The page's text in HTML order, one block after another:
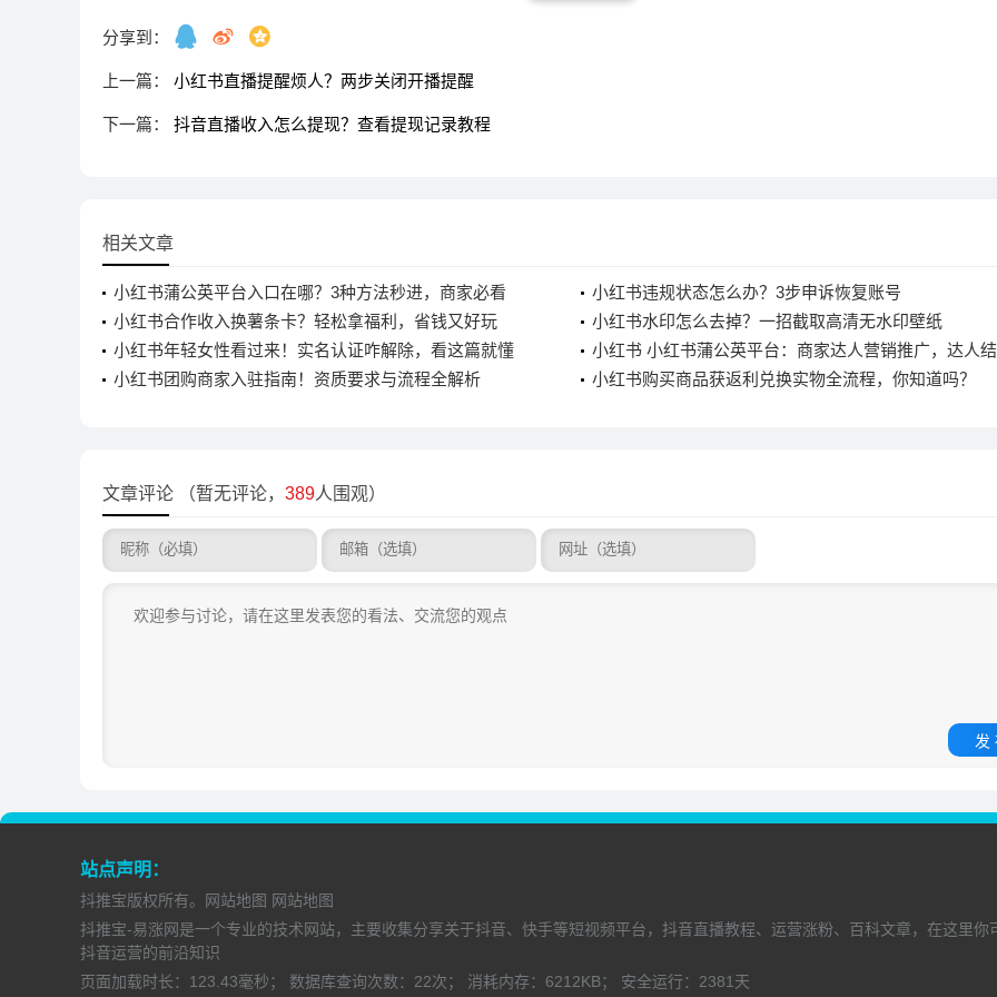
分享到：
上一篇： 小红书直播提醒烦人？两步关闭开播提醒
下一篇： 抖音直播收入怎么提现？查看提现记录教程
相关文章
小红书蒲公英平台入口在哪？3种方法秒进，商家必看
小红书违规状态怎么办？3步申诉恢复账号
小红书合作收入换薯条卡？轻松拿福利，省钱又好玩
小红书水印怎么去掉？一招截取高清无水印壁纸
小红书年轻女性看过来！实名认证咋解除，看这篇就懂
小红书 小红书蒲公英平台：商家达人营销推广，达人
流程大揭秘
小红书团购商家入驻指南！资质要求与流程全解析 小红书购买商品获返利兑换实物全流程，你知道吗？
文章评论 （暂无评论， 389人围观）
发
站点声明：
抖推宝版权所有。 网站地图 网站地图
抖推宝-易涨网是一个专业的技术网站，主要收集分享关于抖音、快手等短视频平台，抖音直播教程、运营涨粉、百科文章，在这里
抖音运营的前沿知识
页面加载时长： 123.43毫秒； 数据库查询次数： 22次； 消耗内存： 6212KB； 安全运行： 2381 天